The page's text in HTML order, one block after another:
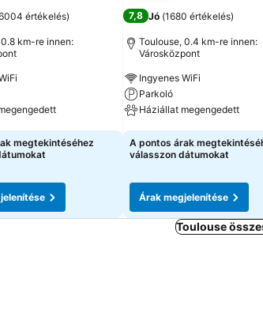
értékelés)
km-re innen:
megtekintéséhez
7,8 Jó (1680 értékelés)
Toulouse, 0.4 km-re innen:
Városközpont
Ingyenes WiFi
Parkoló
Háziállat megengedett
Árak megjelenítése
A pontos árak
válasszon dátumokat
Árak megjelenítése
Toulouse